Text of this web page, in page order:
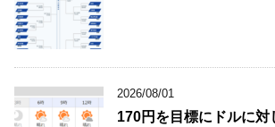
2026/08/01
170円を目標にドルに対